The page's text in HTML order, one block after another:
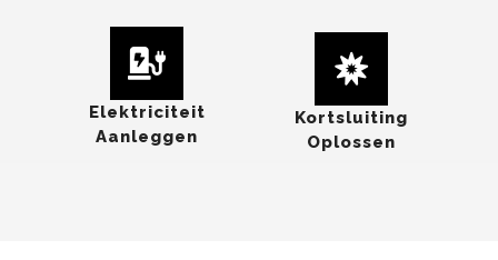
Elektriciteit
Aanleggen
Kortsluiting
Oplossen